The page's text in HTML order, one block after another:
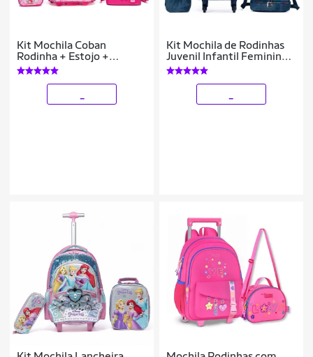
Kit Mochila Coban
Rodinha + Estojo +
Lancheira 32 Litros
Kit Mochila de Rodinhas
Juvenil Infantil Feminino
Azul Lancheira Térmica
Estojo Escolar Resistente